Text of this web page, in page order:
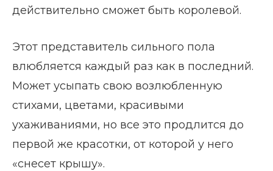
действительно сможет быть королевой.
Этот представитель сильного пола
влюбляется каждый раз как в последний.
Может усыпать свою возлюбленную
стихами, цветами, красивыми
ухаживаниями, но все это продлится до
первой же красотки, от которой у него
«снесет крышу».